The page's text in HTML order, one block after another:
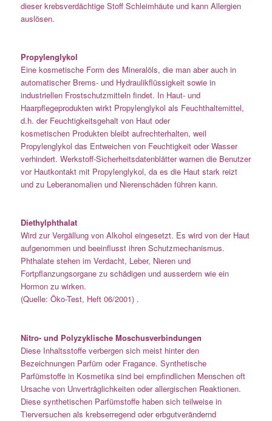
dieser krebsverdächtige Stoff Schleimhäute und kann Allergien
auslösen.
Propylenglykol
Eine kosmetische Form des Mineralöls, die man aber auch in
automatischer Brems- und Hydraulikflüssigkeit sowie in
industriellen Frostschutzmitteln findet. In Haut- und
Haarpflegeprodukten wirkt Propylenglykol als Feuchthaltemittel,
d.h. der Feuchtigkeitsgehalt von Haut oder
kosmetischen Produkten bleibt aufrechterhalten, weil
Propylenglykol das Entweichen von Feuchtigkeit oder Wasser
verhindert. Werkstoff-Sicherheitsdatenblätter warnen die Benutzer
vor Hautkontakt mit Propylenglykol, da es die Haut stark reizt
und zu Leberanomalien und Nierenschäden führen kann.
Diethylphthalat
Wird zur Vergällung von Alkohol eingesetzt. Es wird von der Haut
aufgenommen und beeinflusst ihren Schutzmechanismus.
Phthalate stehen im Verdacht, Leber, Nieren und
Fortpflanzungsorgane zu schädigen und ausserdem wie ein
Hormon zu wirken.
(Quelle: Öko-Test, Heft 06/2001) .
Nitro- und Polyzyklische Moschusverbindungen
Diese Inhaltsstoffe verbergen sich meist hinter den
Bezeichnungen Parfüm oder Fragance. Synthetische
Parfümstoffe in Kosmetika sind bei empfindlichen Menschen oft
Ursache von Unverträglichkeiten oder allergischen Reaktionen.
Diese synthetischen Parfümstoffe haben sich teilweise in
Tierversuchen als krebserregend oder erbgutverändernd